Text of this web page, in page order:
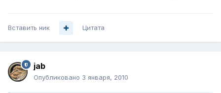
Вставить ник Цитата
jab
Опубликовано 3 января, 2010